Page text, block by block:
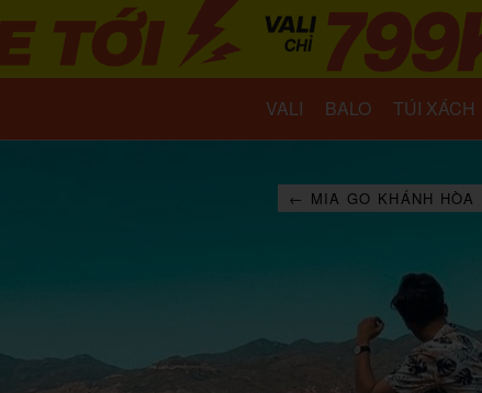
VALI BALO TÚI XÁCH
← MIA GO KHÁNH HÒA